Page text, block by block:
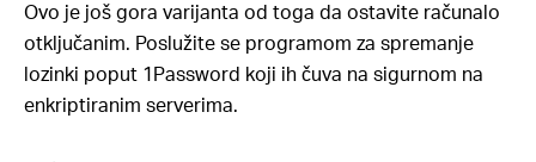
Ovo je još gora varijanta od toga da ostavite računalo
otključanim. Poslužite se programom za spremanje
lozinki poput 1Password koji ih čuva na sigurnom na
enkriptiranim serverima.